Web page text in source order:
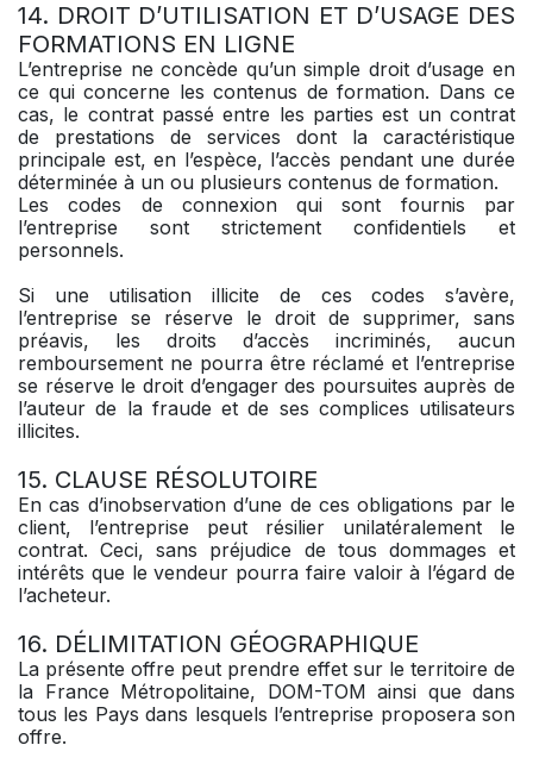
14. DROIT D’UTILISATION ET D’USAGE DES
FORMATIONS EN LIGNE
L’entreprise ne concède qu’un simple droit d’usage en
ce qui concerne les contenus de formation. Dans ce
cas, le contrat passé entre les parties est un contrat
de prestations de services dont la caractéristique
principale est, en l’espèce, l’accès pendant une durée
déterminée à un ou plusieurs contenus de formation.
Les codes de connexion qui sont fournis par
l’entreprise sont strictement confidentiels et
personnels.
Si une utilisation illicite de ces codes s’avère,
l’entreprise se réserve le droit de supprimer, sans
préavis, les droits d’accès incriminés, aucun
remboursement ne pourra être réclamé et l’entreprise
se réserve le droit d’engager des poursuites auprès de
l’auteur de la fraude et de ses complices utilisateurs
illicites.
15. CLAUSE RÉSOLUTOIRE
En cas d’inobservation d’une de ces obligations par le
client, l’entreprise peut résilier unilatéralement le
contrat. Ceci, sans préjudice de tous dommages et
intérêts que le vendeur pourra faire valoir à l’égard de
l’acheteur.
16. DÉLIMITATION GÉOGRAPHIQUE
La présente offre peut prendre effet sur le territoire de
la France Métropolitaine, DOM-TOM ainsi que dans
tous les Pays dans lesquels l’entreprise proposera son
offre.